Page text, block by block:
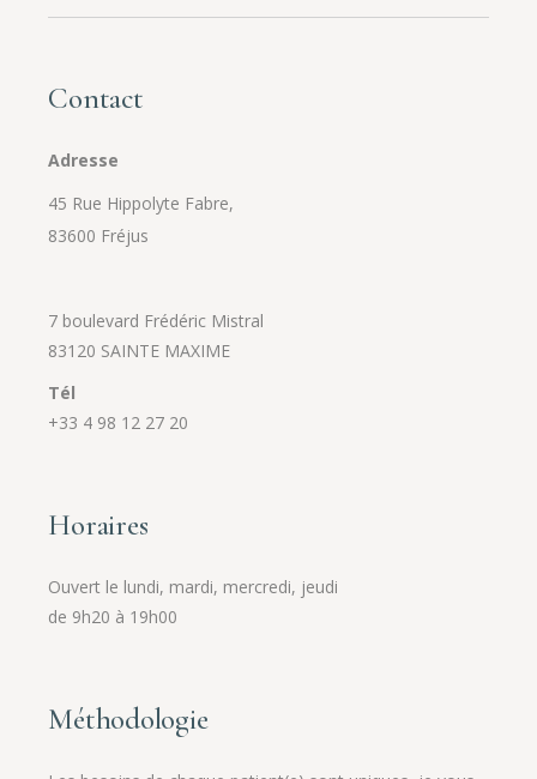
Contact
Adresse
45 Rue Hippolyte Fabre,
83600 Fréjus
7 boulevard Frédéric Mistral
83120 SAINTE MAXIME
Tél
+33 4 98 12 27 20
Horaires
Ouvert le lundi, mardi, mercredi, jeudi
de 9h20 à 19h00
Méthodologie